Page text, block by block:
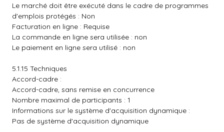
Le marché doit être exécuté dans le cadre de programmes
d'emplois protégés : Non
Facturation en ligne : Requise
La commande en ligne sera utilisée : non
Le paiement en ligne sera utilisé : non
5.1.15 Techniques
Accord-cadre :
Accord-cadre, sans remise en concurrence
Nombre maximal de participants : 1
Informations sur le système d'acquisition dynamique :
Pas de système d'acquisition dynamique